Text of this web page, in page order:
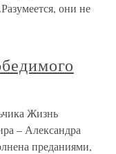
они не
Жизнь
– Александра
преданиями,